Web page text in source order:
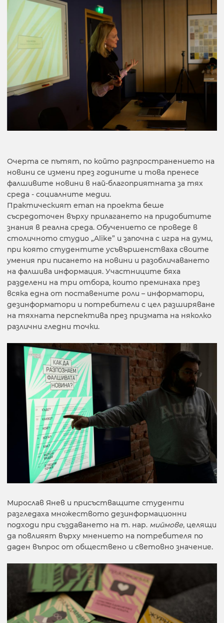
Очерта се пътят, по който разпространението на
новини се измени през годините и това пренесе
фалшивите новини в най-благоприятната за тях
среда - социалните медии.
Практическият етап на проекта беше
съсредоточен върху прилагането на придобитите
знания в реална среда. Обучението се проведе в
столичното студио „Alike” и започна с игра на думи,
при която студентите усъвършенстваха своите
умения при писането на новини и разобличаването
на фалшива информация. Участниците бяха
разделени на три отбора, които преминаха през
всяка една от поставените роли – информатори,
дезинформатори и потребители с цел разширяване
на тяхната перспектива през призмата на няколко
различни гледни точки.
Мирослав Янев и присъстващите студенти
разгледаха множеството дезинформационни
подходи при създаването на т. нар. миймове, целящи
да повлияят върху мнението на потребителя по
даден въпрос от обществено и световно значение.